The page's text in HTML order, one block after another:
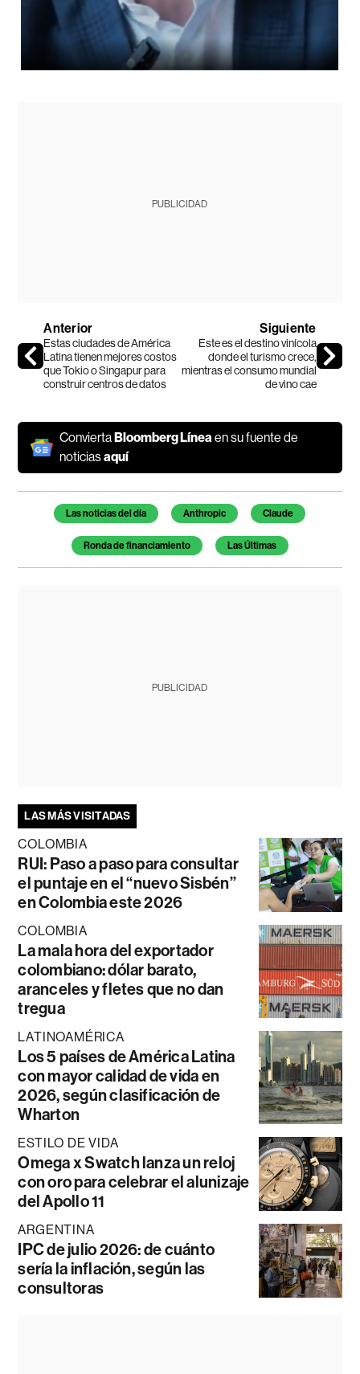
PUBLICIDAD
Anterior
Estas ciudades de América
Latina tienen mejores costos
que Tokio o Singapur para
construir centros de datos
Siguiente
Este es el destino vinícola
donde el turismo crece,
mientras el consumo mundial
de vino cae
ConviertaBloomberg Líneaen su fuente de
noticiasaquí
Temas de este artículo
Las noticias del día Anthropic Claude
Ronda de financiamiento Las Últimas
PUBLICIDAD
LAS MÁS VISITADAS
COLOMBIA
RUI: Paso a paso para consultar
el puntaje en el “nuevo Sisbén”
en Colombia este 2026
COLOMBIA
La mala hora del exportador
colombiano: dólar barato,
aranceles y fletes que no dan
tregua
LATINOAMÉRICA
Los 5 países de América Latina
con mayor calidad de vida en
2026, según clasificación de
Wharton
ESTILO DE VIDA
Omega x Swatch lanza un reloj
con oro para celebrar el alunizaje
del Apollo 11
ARGENTINA
IPC de julio 2026: de cuánto
sería la inflación, según las
consultoras